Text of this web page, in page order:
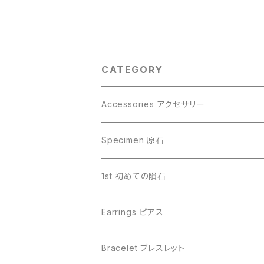
CATEGORY
Accessories アクセサリー
Gibeon ギベオン
Aletai アルタイ
Campo del Cielo カンポデルシエロ
Muonionalusta ムオニオナルスタ
Specimen 原石
Gibeon ギベオン
Campo del Cielo カンポデルシエロ
Aletai アルタイ
1st 初めての隕石
Earrings ピアス
Bracelet ブレスレット